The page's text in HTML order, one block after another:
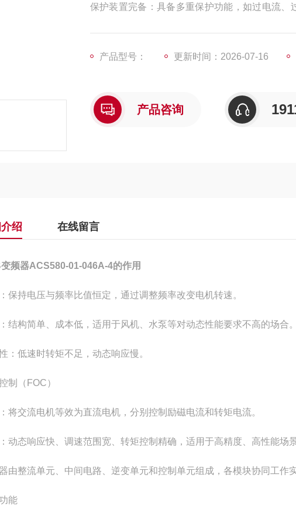
保护装置完备：具备多重保护功能，如过电流
产品型号：
更新时间：2026-07-16
产品咨询
绍 在线留言
频器ACS580-01-046A-4的作用
保持电压与频率比值恒定，通过调整频率改变电机转速。
结构简单、成本低，适用于风机、水泵等对动态性能要求不高的场合。
：低速时转矩不足，动态响应慢。
制（FOC）
将交流电机等效为直流电机，分别控制励磁电流和转矩电流。
动态响应快、调速范围宽、转矩控制精确，适用于高精度、高性能场景
由整流单元、中间电路、逆变单元和控制单元组成，各模块协同工作
能